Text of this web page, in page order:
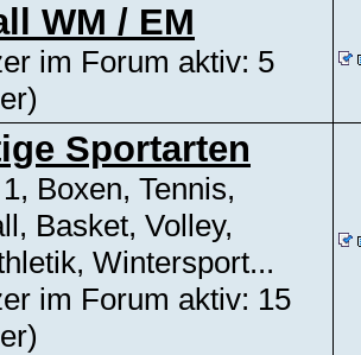
WM / EM
im Forum aktiv: 5
Sportarten
Boxen, Tennis,
Basket, Volley,
Wintersport...
im Forum aktiv: 15